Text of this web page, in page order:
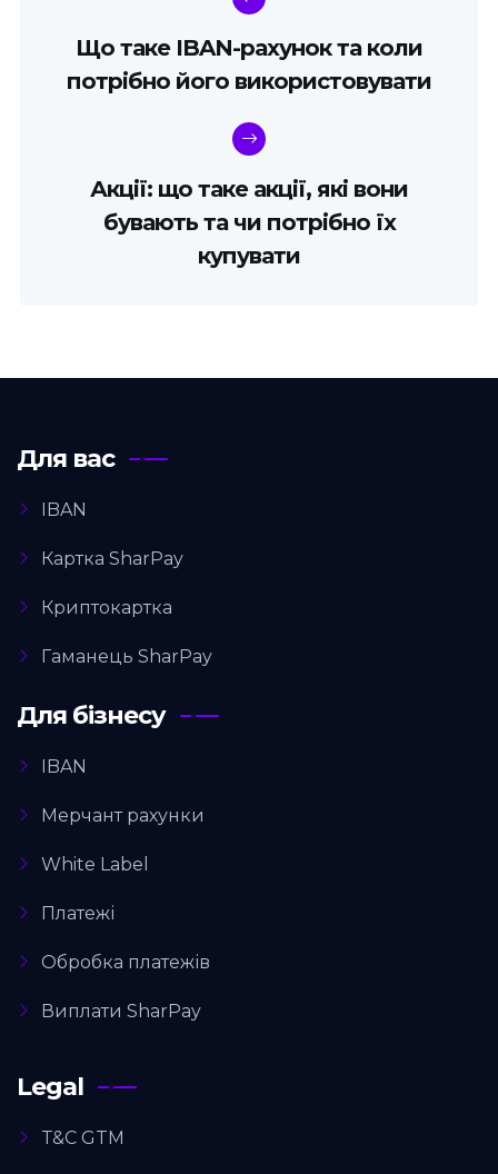
Що таке IBAN-рахунок та коли
потрібно його використовувати
Акції: що таке акції, які вони
бувають та чи потрібно їх
купувати
Для вас
IBAN
Картка SharPay
Криптокартка
Гаманець SharPay
Для бізнесу
IBAN
Мерчант рахунки
White Label
Платежі
Обробка платежів
Виплати SharPay
Legal
T&C GTM